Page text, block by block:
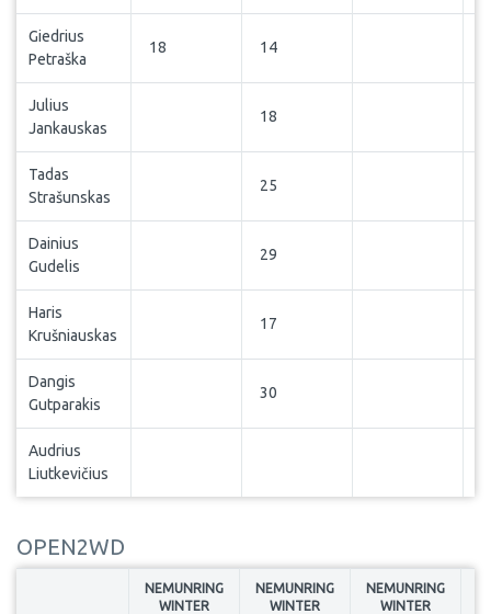
Giedrius
Petraška
18 14
Julius
Jankauskas
18
Tadas
Strašunskas
25
Dainius
Gudelis
29
Haris
Krušniauskas
17
Dangis
Gutparakis
30
Audrius
Liutkevičius
OPEN2WD
NEMUNRING
WINTER
NEMUNRING
WINTER
NEMUNRING
WINTER